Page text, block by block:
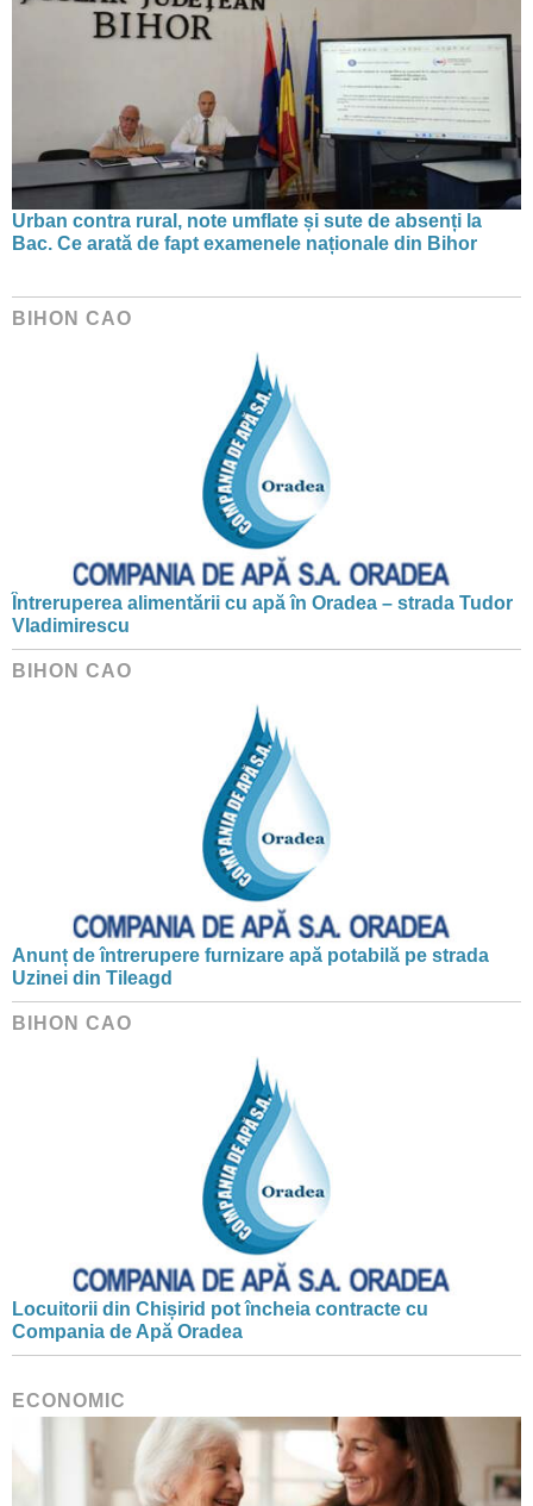
Urban contra rural, note umflate și sute de absenți la
Bac. Ce arată de fapt examenele naționale din Bihor
BIHON CAO
Întreruperea alimentării cu apă în Oradea – strada Tudor
Vladimirescu
BIHON CAO
Anunț de întrerupere furnizare apă potabilă pe strada
Uzinei din Tileagd
BIHON CAO
Locuitorii din Chișirid pot încheia contracte cu
Compania de Apă Oradea
ECONOMIC